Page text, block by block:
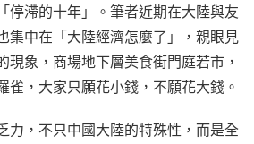
停滯的十年」。筆者近期在大陸與友
集中在「大陸經濟怎麼了」，親眼見
現象，商場地下層美食街門庭若市，
雀，大家只願花小錢，不願花大錢。
力，不只中國大陸的特殊性，而是全